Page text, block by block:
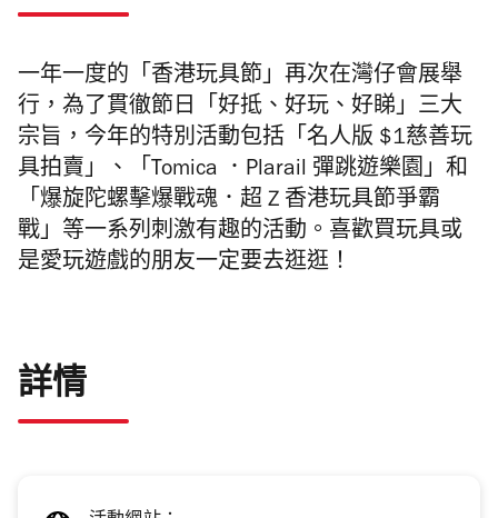
一年一度的「香港玩具節」再次在灣仔會展舉
行，為了貫徹節日「好抵、好玩、好睇」三大
宗旨，今年的特別活動包括「名人版 $1慈善玩
具拍賣」、「 Tomica ． Plarail 彈跳遊樂園」和
「爆旋陀螺擊爆戰魂．超 Z 香港玩具節爭霸
戰」等一系列刺激有趣的活動。喜歡買玩具或
是愛玩遊戲的朋友一定要去逛逛！
詳情